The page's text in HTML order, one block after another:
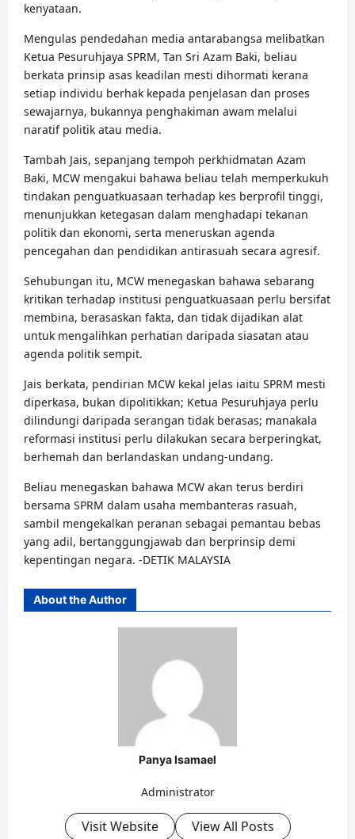
kenyataan.
Mengulas pendedahan media antarabangsa melibatkan
Ketua Pesuruhjaya SPRM, Tan Sri Azam Baki, beliau
berkata prinsip asas keadilan mesti dihormati kerana
setiap individu berhak kepada penjelasan dan proses
sewajarnya, bukannya penghakiman awam melalui
naratif politik atau media.
Tambah Jais, sepanjang tempoh perkhidmatan Azam
Baki, MCW mengakui bahawa beliau telah memperkukuh
tindakan penguatkuasaan terhadap kes berprofil tinggi,
menunjukkan ketegasan dalam menghadapi tekanan
politik dan ekonomi, serta meneruskan agenda
pencegahan dan pendidikan antirasuah secara agresif.
Sehubungan itu, MCW menegaskan bahawa sebarang
kritikan terhadap institusi penguatkuasaan perlu bersifat
membina, berasaskan fakta, dan tidak dijadikan alat
untuk mengalihkan perhatian daripada siasatan atau
agenda politik sempit.
Jais berkata, pendirian MCW kekal jelas iaitu SPRM mesti
diperkasa, bukan dipolitikkan; Ketua Pesuruhjaya perlu
dilindungi daripada serangan tidak berasas; manakala
reformasi institusi perlu dilakukan secara berperingkat,
berhemah dan berlandaskan undang-undang.
Beliau menegaskan bahawa MCW akan terus berdiri
bersama SPRM dalam usaha membanteras rasuah,
sambil mengekalkan peranan sebagai pemantau bebas
yang adil, bertanggungjawab dan berprinsip demi
kepentingan negara. -DETIK MALAYSIA
About the Author
Panya Isamael
Administrator
Visit Website View All Posts